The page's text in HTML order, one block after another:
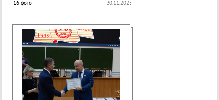
30.11.2023
16 фото